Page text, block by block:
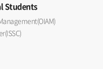
Students